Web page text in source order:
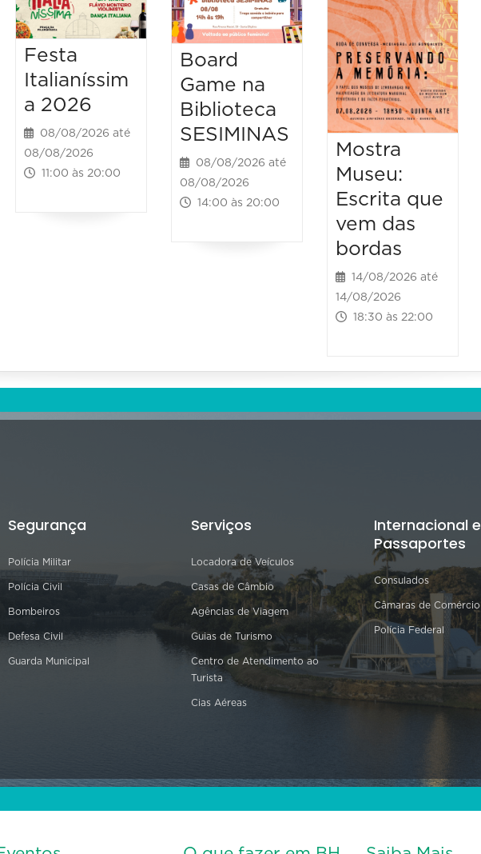
Festa
Italianíssim
a 2026
08/08/2026 até
08/08/2026
11:00 às 20:00
Board
Game na
Biblioteca
SESIMINAS
08/08/2026 até
08/08/2026
14:00 às 20:00
Mostra
Museu:
Escrita que
vem das
bordas
14/08/2026 até
14/08/2026
18:30 às 22:00
Segurança
Polícia Militar
Polícia Civil
Bombeiros
Defesa Civil
Guarda Municipal
Serviços
Locadora de Veículos
Casas de Câmbio
Agências de Viagem
Guias de Turismo
Centro de Atendimento ao
Turista
Cias Aéreas
Internacional e
Passaportes
Consulados
Câmaras de Comércio
Polícia Federal